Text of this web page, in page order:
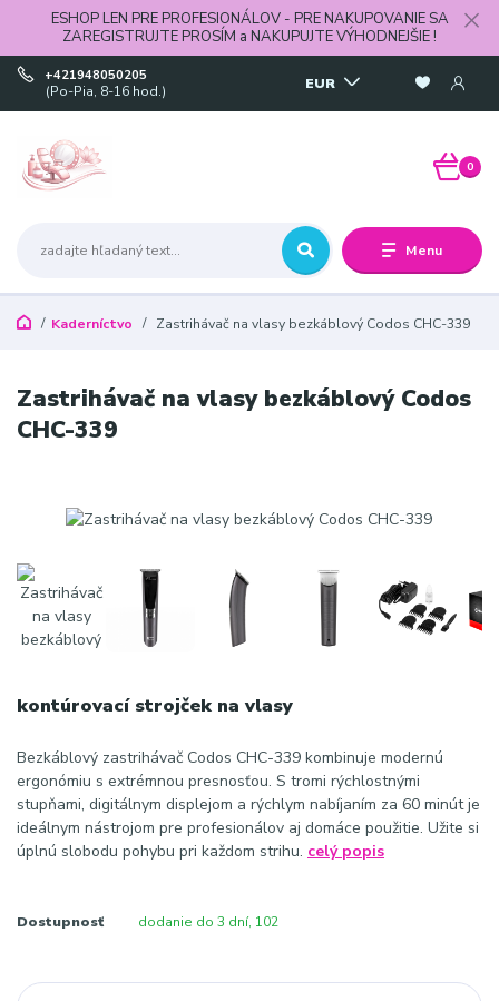
ESHOP LEN PRE PROFESIONÁLOV - PRE NAKUPOVANIE SA
ZAREGISTRUJTE PROSÍM a NAKUPUJTE VÝHODNEJŠIE !
Menu
EUR
+421948050205
(Po-Pia, 8-16 hod.)
0
Kaderníctvo Zastrihávač na vlasy bezkáblový Codos CHC-339
Zastrihávač na vlasy bezkáblový Codos
CHC-339
kontúrovací strojček na vlasy
Bezkáblový zastrihávač Codos CHC-339 kombinuje modernú
ergonómiu s extrémnou presnosťou. S tromi rýchlostnými
stupňami, digitálnym displejom a rýchlym nabíjaním za 60 minút je
ideálnym nástrojom pre profesionálov aj domáce použitie. Užite si
úplnú slobodu pohybu pri každom strihu. celý popis
Dostupnosť dodanie do 3 dní, 102